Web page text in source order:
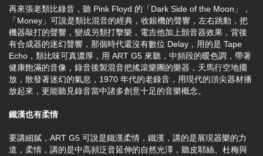
再來張老類比錄音，聽 Pink Floyd 的「Dark Side of the Moon」，
「Money」可說是類比混音的經典，收銀機的聲響，左右跳動，把
機器敲打的聲響，變成另類打擊樂，電吉他加上顫音器效果，背後
有合成器的迷幻聲響，那個時代還沒有數位 Delay，用的是 Tape
Echo，類比味可真濃厚，用 ART G5 來聽，中頻段的暖色調，帶著
健康飽滿的音像，錄音後製混音把搖滾樂團的樂器，天馬行空地擺
放，散發著迷幻的氣息，1970 年代的老錄音，用現代的頂尖器材播
放起來，更能聽見錄音當中諸多創意十足的音樂概念。
鐵漢也有柔情
要講細膩，ART G5 可說是鐵漢柔情，鐵漢，講的是展現器樂的力
道，柔情，講的是中高頻泛音延伸的自然光澤，聽皮耶絲、杜梅與